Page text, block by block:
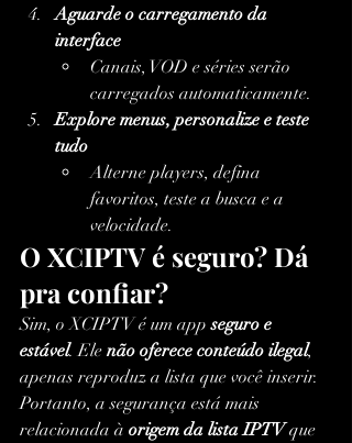
Aguarde o carregamento da
interface
Canais, VOD e séries serão
carregados automaticamente.
Explore menus, personalize e teste
tudo
Alterne players, defina
favoritos, teste a busca e a
velocidade.
O XCIPTV é seguro? Dá
pra confiar?
Sim, o XCIPTV é um app seguro e
estável. Ele não oferece conteúdo ilegal,
apenas reproduz a lista que você inserir.
Portanto, a segurança está mais
relacionada à origem da lista IPTV que